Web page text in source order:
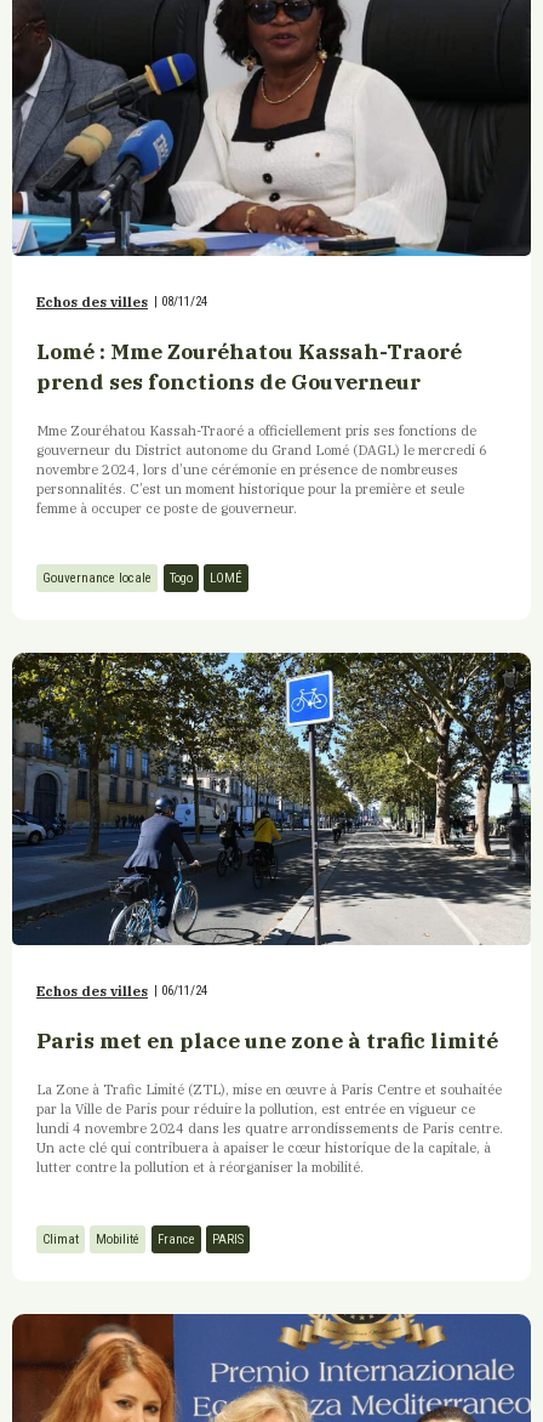
Echos des villes | 08/11/24
Lomé : Mme Zouréhatou Kassah-Traoré
prend ses fonctions de Gouverneur
Mme Zouréhatou Kassah-Traoré a officiellement pris ses fonctions de
gouverneur du District autonome du Grand Lomé (DAGL) le mercredi 6
novembre 2024, lors d’une cérémonie en présence de nombreuses
personnalités. C’est un moment historique pour la première et seule
femme à occuper ce poste de gouverneur.
Gouvernance locale Togo LOMÉ
Echos des villes | 06/11/24
Paris met en place une zone à trafic limité
La Zone à Trafic Limité (ZTL), mise en œuvre à Paris Centre et souhaitée
par la Ville de Paris pour réduire la pollution, est entrée en vigueur ce
lundi 4 novembre 2024 dans les quatre arrondissements de Paris centre.
Un acte clé qui contribuera à apaiser le cœur historique de la capitale, à
lutter contre la pollution et à réorganiser la mobilité.
Climat Mobilité France PARIS